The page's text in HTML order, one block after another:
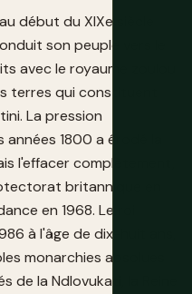
début du XIXe siècle
son peuple vers le
avec le royaume zoulou
terres qui constituent
La pression
1800 a érodé la
l'effacer complètement,
britannique en
en 1968. Le roi
à l'âge de dix-huit ans,
monarchies absolues
la Ndlovukati, la Reine